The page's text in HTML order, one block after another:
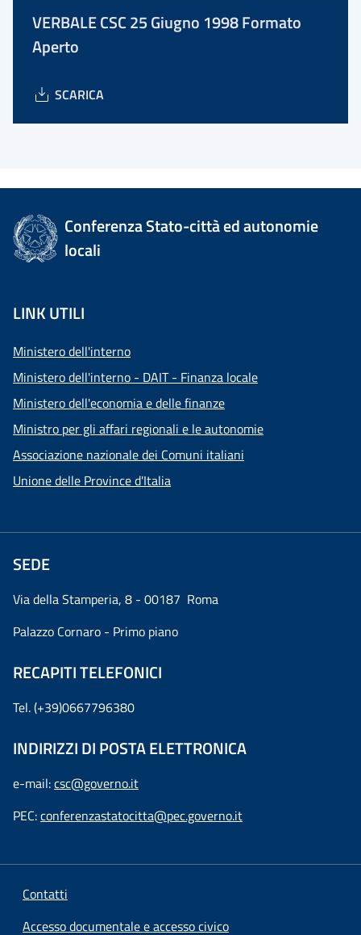
VERBALE CSC 25 Giugno 1998 Formato
Aperto
SCARICA
Conferenza Stato-città ed autonomie
locali
LINK UTILI
Ministero dell'interno
Ministero dell'interno - DAIT - Finanza locale
Ministero dell'economia e delle finanze
Ministro per gli affari regionali e le autonomie
Associazione nazionale dei Comuni italiani
Unione delle Province d'Italia
SEDE
Via della Stamperia, 8 - 00187 Roma
Palazzo Cornaro - Primo piano
RECAPITI TELEFONICI
Tel. (+39)0667796380
INDIRIZZI DI POSTA ELETTRONICA
e-mail:csc@governo.it
PEC:conferenzastatocitta@pec.governo.it
Contatti
Accesso documentale e accesso civico